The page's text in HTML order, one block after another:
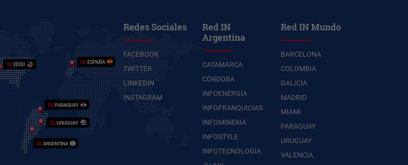
Redes Sociales
FACEBOOK
TWITTER
LINKEDIN
INSTAGRAM
Red IN
Argentina
CATAMARCA
CÓRDOBA
INFOENERGÍA
INFOFRANQUICIAS
INFOMINERIA
INFOSTYLE
INFOTECNOLOGÍA
Red IN Mundo
BARCELONA
COLOMBIA
GALICIA
MADRID
MIAMI
PARAGUAY
URUGUAY
VALENCIA